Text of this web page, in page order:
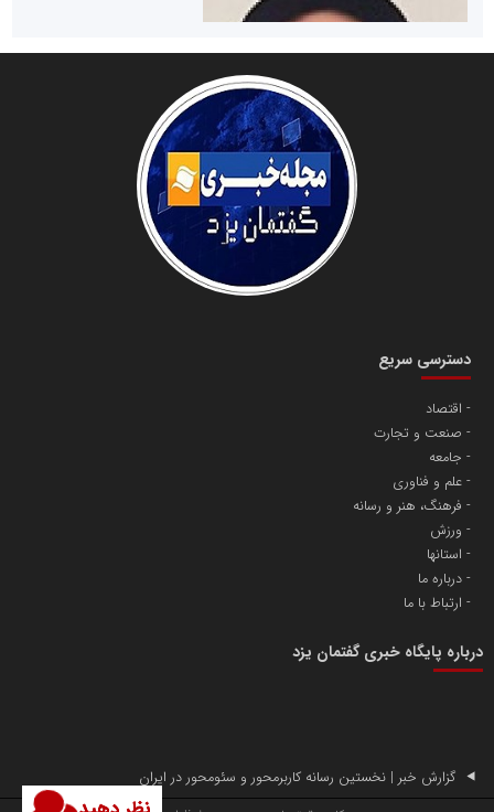
دانشگاه سئوی ایران
پایگاه اطلاع رسانی اعتلای نهادهای مردمی
سازمان صنعت،معدن و تجارت
آهن و فولاد غدیر ایرانیان
تامین آهن اسفنجی تولیدکنندگان فولاد در کشور
تریبون
انتشار گسترده محتوا در رسانه گزارش خبر
مریم حاج نوروز نظری
مسعودصادقی
دسترسی سریع
اقتصاد
صنعت و تجارت
جامعه
علم و فناوری
فرهنگ، هنر و رسانه
ورزش
استانها
درباره ما
ارتباط با ما
درباره پایگاه خبری گفتمان یزد
گزارش خبر | نخستین رسانه کاربرمحور و سئومحور در ایران